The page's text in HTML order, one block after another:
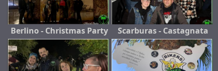
Berlino - Christmas Party Scarburas - Castagnata